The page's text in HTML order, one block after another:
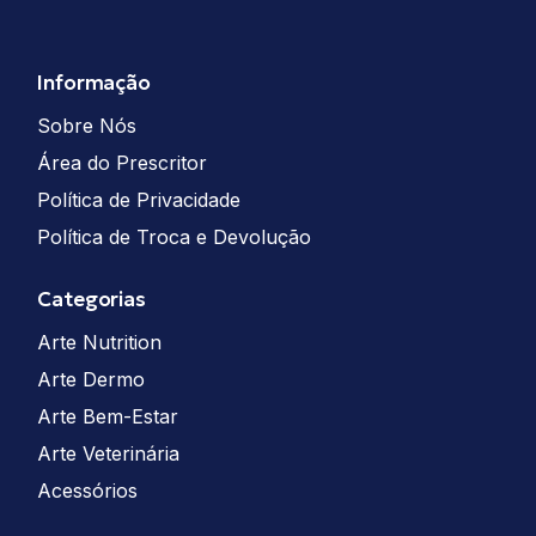
Informação
Sobre Nós
Área do Prescritor
Política de Privacidade
Política de Troca e Devolução
Categorias
Arte Nutrition
Arte Dermo
Arte Bem-Estar
Arte Veterinária
Acessórios